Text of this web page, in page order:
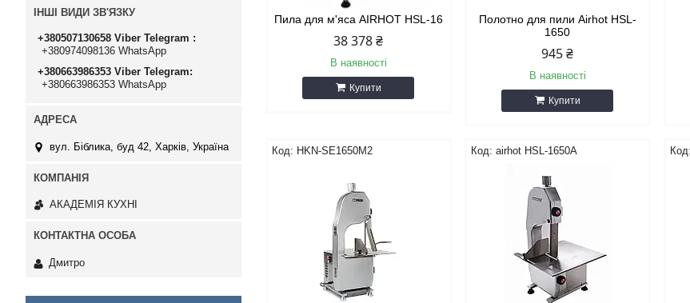
Пила для м'яса AIRHOT HSL-16
38 378 ₴
В наявності
Купити
Полотно для пили Airhot HSL-
1650
945 ₴
В наявності
Купити
HKN-SE1650M2 airhot HSL-1650A
ІНШІ ВИДИ ЗВ'ЯЗКУ
+380507130658 Viber Telegram
+380974098136 WhatsApp
+380663986353 Viber Telegram
+380663986353 WhatsApp
вул. Біблика, буд 42, Харків, Україна
АКАДЕМІЯ КУХНІ
Дмитро